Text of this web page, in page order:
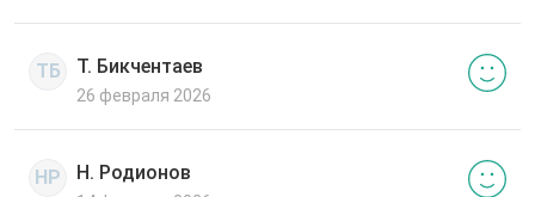
ТБ Т. Бикчентаев
26 февраля 2026
НР Н. Родионов